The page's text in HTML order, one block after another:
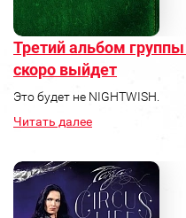
Третий альбом
скоро выйдет
Это будет не NIGHTWISH.
Читать далее